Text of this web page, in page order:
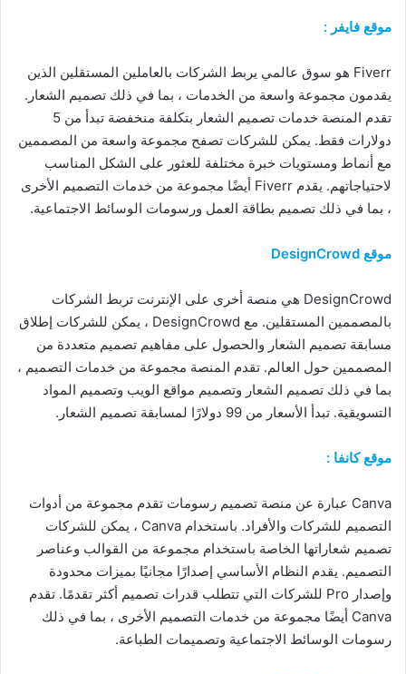
موقع فايفر :
Fiverr هو سوق عالمي يربط الشركات بالعاملين المستقلين الذين
يقدمون مجموعة واسعة من الخدمات ، بما في ذلك تصميم الشعار.
تقدم المنصة خدمات تصميم الشعار بتكلفة منخفضة تبدأ من 5
دولارات فقط. يمكن للشركات تصفح مجموعة واسعة من المصممين
مع أنماط ومستويات خبرة مختلفة للعثور على الشكل المناسب
لاحتياجاتهم. يقدم Fiverr أيضًا مجموعة من خدمات التصميم الأخرى
، بما في ذلك تصميم بطاقة العمل ورسومات الوسائط الاجتماعية.
موقع DesignCrowd
DesignCrowd هي منصة أخرى على الإنترنت تربط الشركات
بالمصممين المستقلين. مع DesignCrowd ، يمكن للشركات إطلاق
مسابقة تصميم الشعار والحصول على مفاهيم تصميم متعددة من
المصممين حول العالم. تقدم المنصة مجموعة من خدمات التصميم ،
بما في ذلك تصميم الشعار وتصميم مواقع الويب وتصميم المواد
التسويقية. تبدأ الأسعار من 99 دولارًا لمسابقة تصميم الشعار.
موقع كانفا :
Canva عبارة عن منصة تصميم رسومات تقدم مجموعة من أدوات
التصميم للشركات والأفراد. باستخدام Canva ، يمكن للشركات
تصميم شعاراتها الخاصة باستخدام مجموعة من القوالب وعناصر
التصميم. يقدم النظام الأساسي إصدارًا مجانيًا بميزات محدودة
وإصدار Pro للشركات التي تتطلب قدرات تصميم أكثر تقدمًا. تقدم
Canva أيضًا مجموعة من خدمات التصميم الأخرى ، بما في ذلك
رسومات الوسائط الاجتماعية وتصميمات الطباعة.